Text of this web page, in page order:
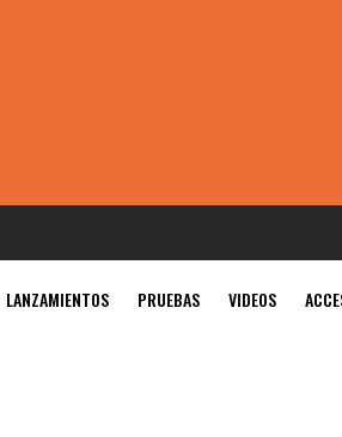
LANZAMIENTOS PRUEBAS VIDEOS